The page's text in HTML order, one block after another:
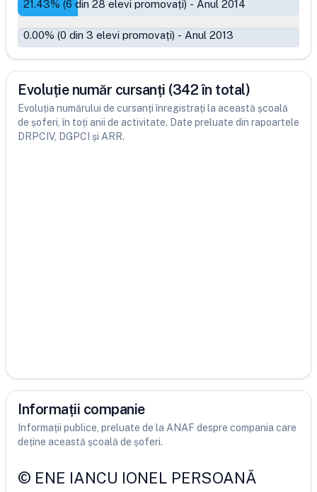
21.43% (6 din 28 elevi promovați) - Anul 2014
0.00% (0 din 3 elevi promovați) - Anul 2013
Evoluție număr cursanți (342 în total)
Evoluția numărului de cursanți înregistrați la această școală
de șoferi, în toți anii de activitate. Date preluate din rapoartele
DRPCIV, DGPCI și ARR.
Informații companie
Informații publice, preluate de la ANAF despre compania care
deține această școală de șoferi.
© ENE IANCU IONEL PERSOANĂ